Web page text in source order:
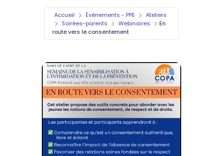
Accueil Événements - PPE
Ateliers
Soirées-parents
Webinaires
En
route vers le consentement